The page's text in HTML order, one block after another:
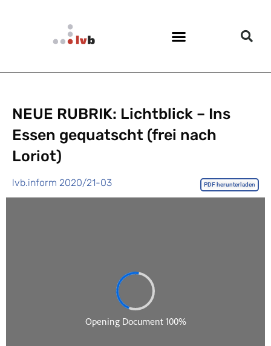
NEUE RUBRIK: Lichtblick – Ins
Essen gequatscht (frei nach
Loriot)
lvb.inform 2020/21-03 PDF herunterladen